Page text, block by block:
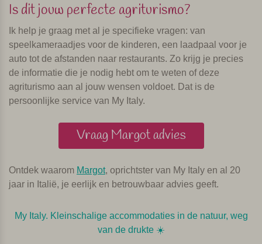
Is dit jouw perfecte agriturismo?
Ik help je graag met al je specifieke vragen: van
speelkameraadjes voor de kinderen, een laadpaal voor je
auto tot de afstanden naar restaurants. Zo krijg je precies
de informatie die je nodig hebt om te weten of deze
agriturismo aan al jouw wensen voldoet. Dat is de
persoonlijke service van My Italy.
Vraag Margot advies
Ontdek waarom Margot, oprichtster van My Italy en al 20
jaar in Italië, je eerlijk en betrouwbaar advies geeft.
My Italy. Kleinschalige accommodaties in de natuur, weg
van de drukte ☀️️